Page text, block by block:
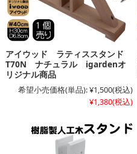
アイウッド ラティススタンド
T70N ナチュラル igardenオ
リジナル商品
希望小売価格(単品):¥1,500(税込)
¥1,380(税込)